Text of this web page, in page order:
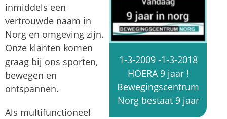
1-3-2009 -1-3-2018
HOERA 9 jaar !
Bewegingscentrum
Norg bestaat 9 jaar
inmiddels een
vertrouwde naam in
Norg en omgeving zijn.
Onze klanten komen
graag bij ons sporten,
bewegen en
ontspannen.
Als multifunctioneel